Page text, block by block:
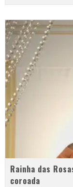
Rainha das
coroada